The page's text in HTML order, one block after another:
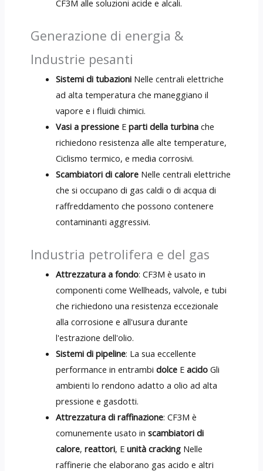
CF3M alle soluzioni acide e alcali.
Generazione di energia &
Industrie pesanti
Sistemi di tubazioni Nelle centrali elettriche
ad alta temperatura che maneggiano il
vapore e i fluidi chimici.
Vasi a pressione Eparti della turbina che
richiedono resistenza alle alte temperature,
Ciclismo termico, e media corrosivi.
Scambiatori di calore Nelle centrali elettriche
che si occupano di gas caldi o di acqua di
raffreddamento che possono contenere
contaminanti aggressivi.
Industria petrolifera e del gas
Attrezzatura a fondo: CF3M è usato in
componenti come Wellheads, valvole, e tubi
che richiedono una resistenza eccezionale
alla corrosione e all'usura durante
l'estrazione dell'olio.
Sistemi di pipeline: La sua eccellente
performance in entrambidolce Eacido Gli
ambienti lo rendono adatto a olio ad alta
pressione e gasdotti.
Attrezzatura di raffinazione: CF3M è
comunemente usato inscambiatori di
calore,reattori, Eunità cracking Nelle
raffinerie che elaborano gas acido e altri